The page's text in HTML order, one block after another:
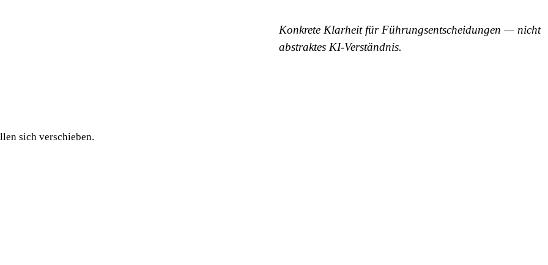
Konkrete Klarheit für Führungsentscheidungen — nicht
abstraktes KI-Verständnis.
sich verschieben.